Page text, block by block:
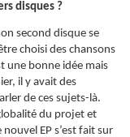
disques ?
second disque se
choisi des chansons
une bonne idée mais
il y avait des
de ces sujets-là.
du projet et
EP s’est fait sur